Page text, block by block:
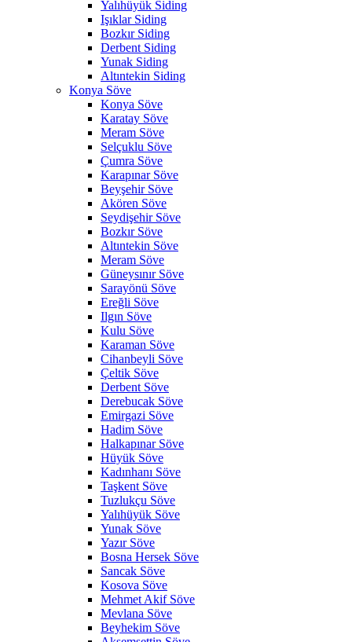
Yalıhüyük Siding
Işıklar Siding
Bozkır Siding
Derbent Siding
Yunak Siding
Altıntekin Siding
Konya Söve
Konya Söve
Karatay Söve
Meram Söve
Selçuklu Söve
Çumra Söve
Karapınar Söve
Beyşehir Söve
Akören Söve
Seydişehir Söve
Bozkır Söve
Altıntekin Söve
Meram Söve
Güneysınır Söve
Sarayönü Söve
Ereğli Söve
Ilgın Söve
Kulu Söve
Karaman Söve
Cihanbeyli Söve
Çeltik Söve
Derbent Söve
Derebucak Söve
Emirgazi Söve
Hadim Söve
Halkapınar Söve
Hüyük Söve
Kadınhanı Söve
Taşkent Söve
Tuzlukçu Söve
Yalıhüyük Söve
Yunak Söve
Yazır Söve
Bosna Hersek Söve
Sancak Söve
Kosova Söve
Mehmet Akif Söve
Mevlana Söve
Beyhekim Söve